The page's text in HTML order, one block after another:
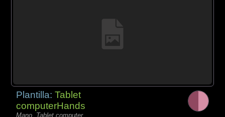
Plantilla:Tablet
computerHands
Mano, Tablet computer